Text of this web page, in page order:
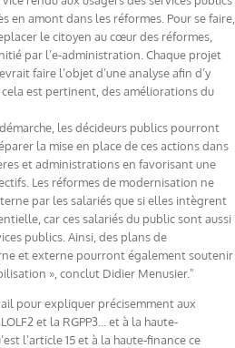
en amont dans les réformes. Pour se faire,
le citoyen au cœur des réformes,
par l’e-administration. Chaque projet
faire l’objet d’une analyse afin d’y
est pertinent, des améliorations du
les décideurs publics pourront
la mise en place de ces actions dans
et administrations en favorisant une
Les réformes de modernisation ne
par les salariés que si elles intègrent
car ces salariés du public sont aussi
publics. Ainsi, des plans de
et externe pourront également soutenir
», conclut Didier Menusier."
pour expliquer précisemment aux
et la RGPP3… et à la haute-
l’article 15 et à la haute-finance ce